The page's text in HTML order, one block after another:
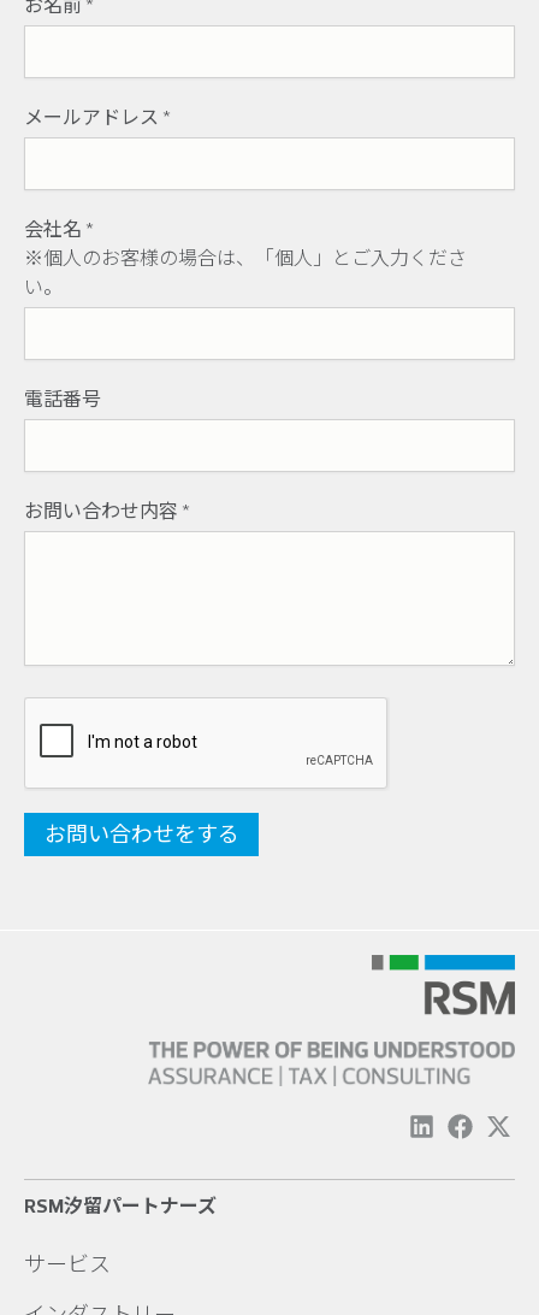
お名前 *
メールアドレス *
会社名 *
※個人のお客様の場合は、「個人」とご入力くださ
い。
電話番号
お問い合わせ内容 *
RSM汐留パートナーズ
サービス